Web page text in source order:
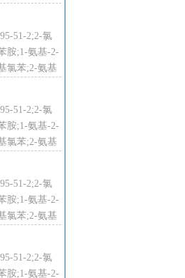
和苯胺相
51-2;2-氯
胺;1-氨基-2-
氯苯;2-氨基
51-2;2-氯
胺;1-氨基-2-
氯苯;2-氨基
51-2;2-氯
胺;1-氨基-2-
氯苯;2-氨基
51-2;2-氯
胺;1-氨基-2-